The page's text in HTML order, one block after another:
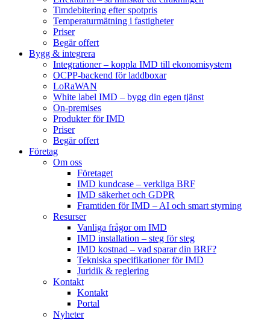
Timdebitering efter spotpris
Temperaturmätning i fastigheter
Priser
Begär offert
Bygg & integrera
Integrationer – koppla IMD till ekonomisystem
OCPP-backend för laddboxar
LoRaWAN
White label IMD – bygg din egen tjänst
On-premises
Produkter för IMD
Priser
Begär offert
Företag
Om oss
Företaget
IMD kundcase – verkliga BRF
IMD säkerhet och GDPR
Framtiden för IMD – AI och smart styrning
Resurser
Vanliga frågor om IMD
IMD installation – steg för steg
IMD kostnad – vad sparar din BRF?
Tekniska specifikationer för IMD
Juridik & reglering
Kontakt
Kontakt
Portal
Nyheter